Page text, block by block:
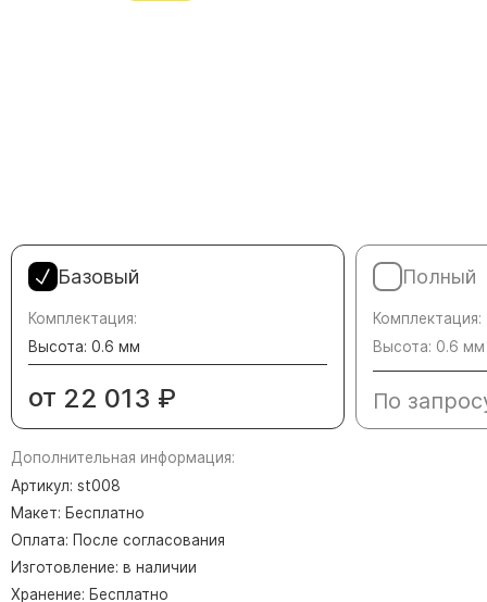
Кресты из белого мрамора
Памятники комбинированные
Памятники из цветного гранита
Памятники красные
Памятники красно-черные
Памятники серые
Памятники зеленые
Памятники из Дымовского гранита
Базовый
Комплектация:
Высота: 0.6 мм
от 22 013 ₽
Полный
Комплектация:
Высота: 0.6 мм
По
Дополнительная информация:
Артикул: st008
Макет: Бесплатно
Оплата: После согласования
Изготовление: в наличии
Хранение: Бесплатно